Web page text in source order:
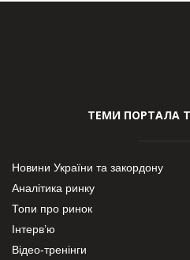
ТЕМИ ПОРТАЛА
Новини України та закордону
Аналітика ринку
Топи про ринок
Інтерв’ю
Відео-тренінги